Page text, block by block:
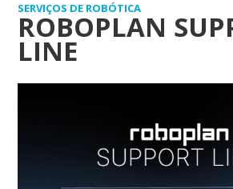
SERVIÇOS DE ROBÓTICA
ROBOPLAN
LINE